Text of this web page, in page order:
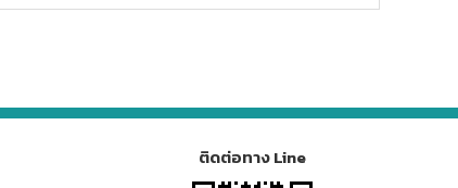
ติดต่อทาง Line